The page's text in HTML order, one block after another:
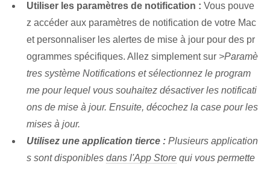
Utiliser les paramètres de notification : Vous pouve
z accéder aux paramètres de notification de votre Mac
et personnaliser les alertes de mise à jour pour des pr
ogrammes spécifiques. ⁢Allez simplement sur >Paramè
tres système Notifications et sélectionnez le program
me pour lequel vous souhaitez désactiver les notificati
ons de mise à jour. Ensuite, décochez la case pour les
mises à jour.
Utilisez une application tierce : Plusieurs application
s sont disponibles dans l'App Store qui vous permette